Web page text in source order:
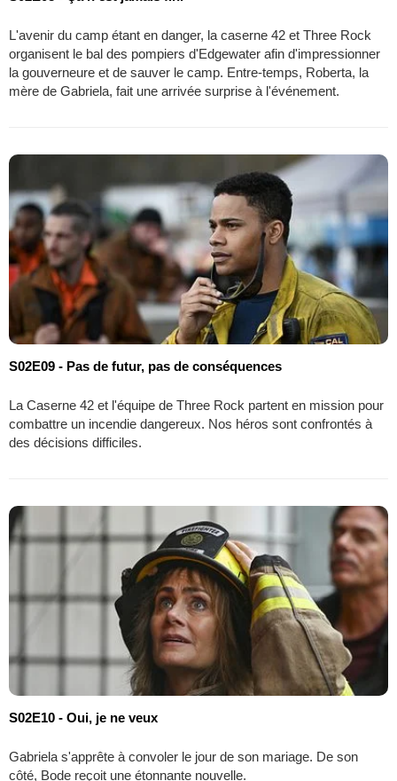
L'avenir du camp étant en danger, la caserne 42 et Three Rock
organisent le bal des pompiers d'Edgewater afin d'impressionner
la gouverneure et de sauver le camp. Entre-temps, Roberta, la
mère de Gabriela, fait une arrivée surprise à l'événement.
S02E09 - Pas de futur, pas de conséquences
La Caserne 42 et l'équipe de Three Rock partent en mission pour
combattre un incendie dangereux. Nos héros sont confrontés à
des décisions difficiles.
S02E10 - Oui, je ne veux
Gabriela s'apprête à convoler le jour de son mariage. De son
côté, Bode reçoit une étonnante nouvelle.